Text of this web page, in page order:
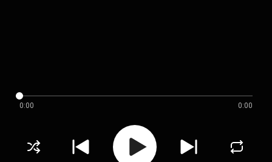
0:00 0:00